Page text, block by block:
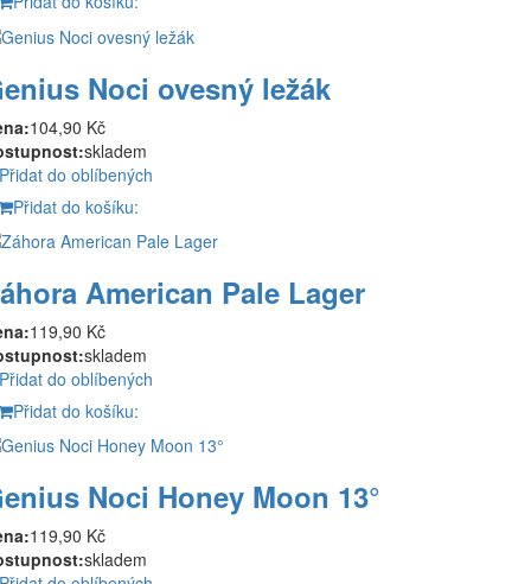
Noci ovesný ležák
104,90 Kč
skladem
Přidat do oblíbených
Přidat do košíku:
American Pale Lager
119,90 Kč
skladem
Přidat do oblíbených
Přidat do košíku:
Noci Honey Moon 13°
119,90 Kč
skladem